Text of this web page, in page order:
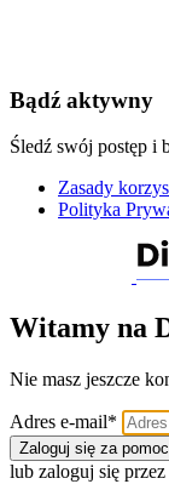
Bądź aktywny
Śledź swój postęp i
Zasady
Polityka
Witamy na
Nie masz jeszcze
Adres e-mail*
Zaloguj się za
lub zaloguj się przez